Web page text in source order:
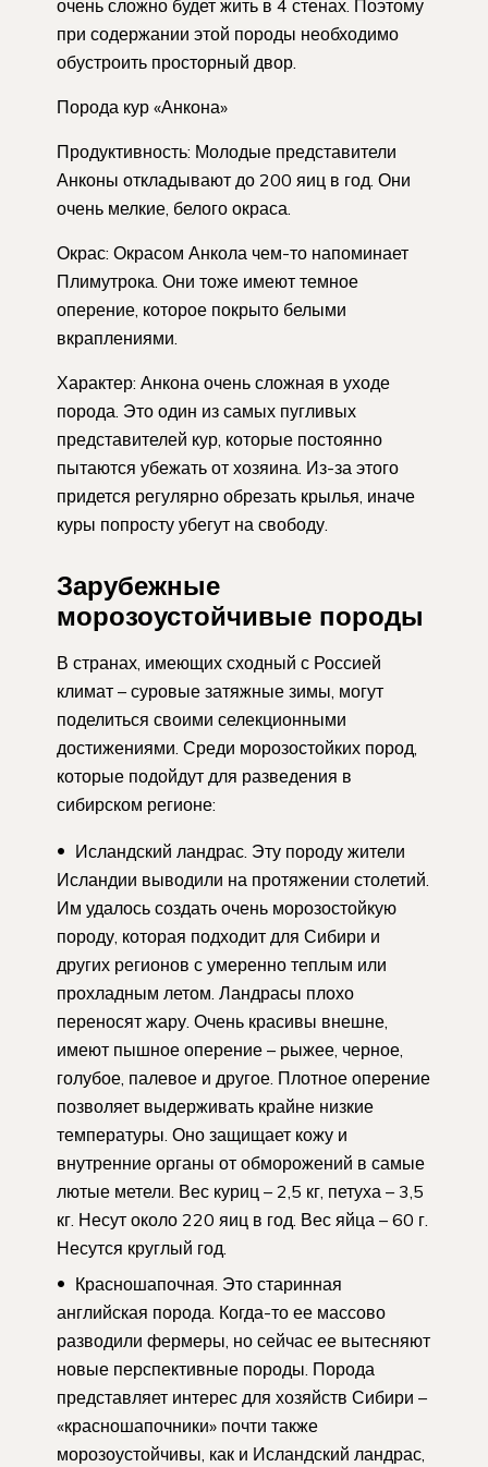
очень сложно будет жить в 4 стенах. Поэтому
при содержании этой породы необходимо
обустроить просторный двор.
Порода кур «Анкона»
Продуктивность: Молодые представители
Анконы откладывают до 200 яиц в год. Они
очень мелкие, белого окраса.
Окрас: Окрасом Анкола чем-то напоминает
Плимутрока. Они тоже имеют темное
оперение, которое покрыто белыми
вкраплениями.
Характер: Анкона очень сложная в уходе
порода. Это один из самых пугливых
представителей кур, которые постоянно
пытаются убежать от хозяина. Из-за этого
придется регулярно обрезать крылья, иначе
куры попросту убегут на свободу.
Зарубежные
морозоустойчивые породы
В странах, имеющих сходный с Россией
климат – суровые затяжные зимы, могут
поделиться своими селекционными
достижениями. Среди морозостойких пород,
которые подойдут для разведения в
сибирском регионе:
Исландский ландрас. Эту породу жители
Исландии выводили на протяжении столетий.
Им удалось создать очень морозостойкую
породу, которая подходит для Сибири и
других регионов с умеренно теплым или
прохладным летом. Ландрасы плохо
переносят жару. Очень красивы внешне,
имеют пышное оперение – рыжее, черное,
голубое, палевое и другое. Плотное оперение
позволяет выдерживать крайне низкие
температуры. Оно защищает кожу и
внутренние органы от обморожений в самые
лютые метели. Вес куриц – 2,5 кг, петуха – 3,5
кг. Несут около 220 яиц в год. Вес яйца – 60 г.
Несутся круглый год.
Красношапочная. Это старинная
английская порода. Когда-то ее массово
разводили фермеры, но сейчас ее вытесняют
новые перспективные породы. Порода
представляет интерес для хозяйств Сибири –
«красношапочники» почти также
морозоустойчивы, как и Исландский ландрас,